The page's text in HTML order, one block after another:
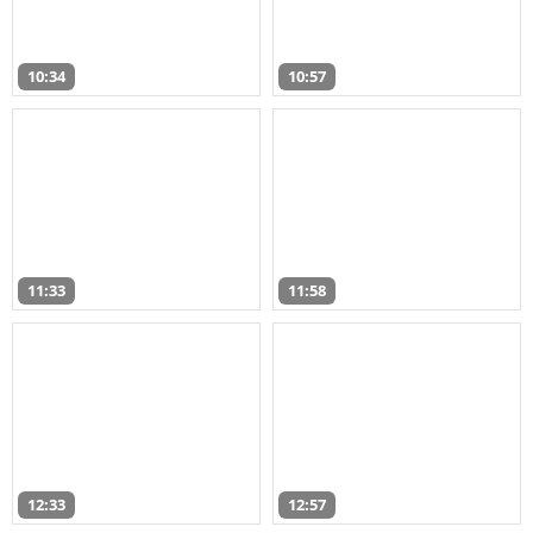
10:34 10:57
11:33 11:58
12:33 12:57